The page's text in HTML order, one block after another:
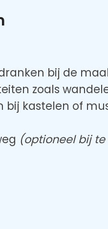
bij de
zoals
bij kastelen of
(optioneel bij